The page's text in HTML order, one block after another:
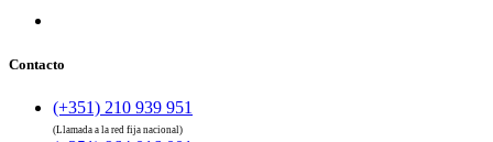
Contacto
(+351) 210 939 951
(Llamada a la red fija nacional)